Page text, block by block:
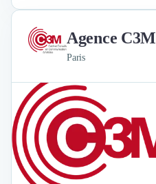
Agence C3M
Paris